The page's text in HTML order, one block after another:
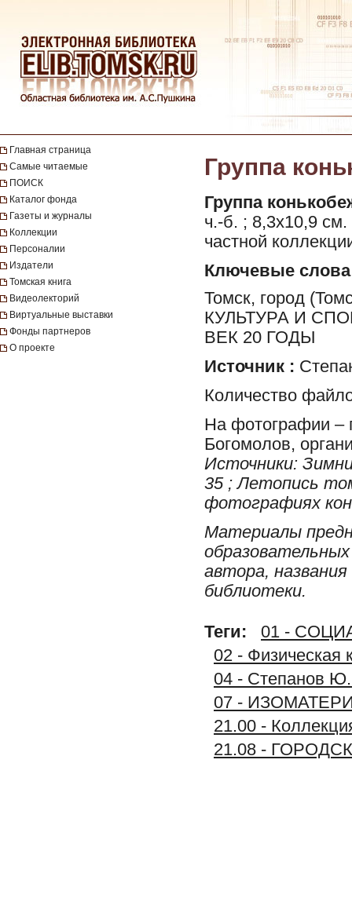
Главная страница
Самые читаемые
ПОИСК
Каталог фонда
Газеты и журналы
Коллекции
Персоналии
Издатели
Томская книга
Видеолекторий
Виртуальные выставки
Фонды партнеров
О проекте
Группа
Группа
ч.-б. ; 8,3х10,9
частной
Ключевые слова
Томск, город
КУЛЬТУРА И
ВЕК 20 ГОДЫ
Источник :
Количество
На фотографии –
Богомолов,
Источники:
35 ; Летопись
фотографиях
Материалы
автора,
библиотеки.
Теги:
01 -
02 - Физическая
04 - Степанов Ю.
07 -
21.00 -
21.08 -